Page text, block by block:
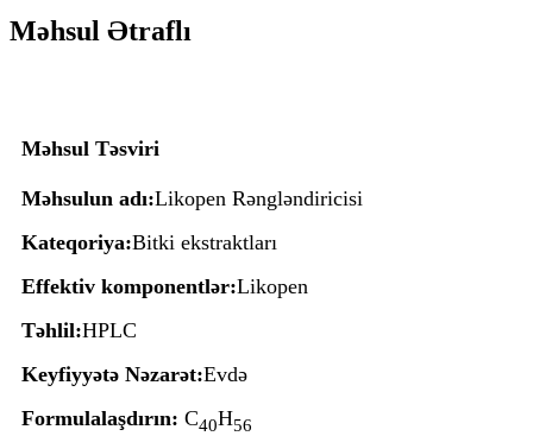
Məhsul Ətraflı
Məhsul Təsviri
Məhsulun adı:Likopen Rəngləndiricisi
Kateqoriya:Bitki ekstraktları
Effektiv komponentlər:Likopen
Təhlil:HPLC
Keyfiyyətə Nəzarət:Evdə
Formulalaşdırın: C40H56